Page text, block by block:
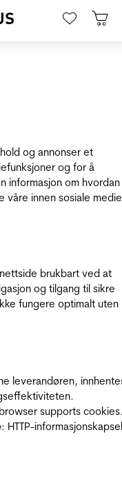
og annonser et
og for å
informasjon om hvordan
våre innen sosiale
brukbart ved at
og tilgang til sikre
fungere optimalt uten
leverandøren,
supports
: HTTP-informasjonskapsel